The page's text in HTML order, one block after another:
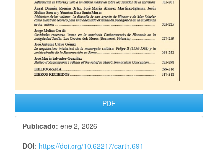
PDF
Publicado: ene 2, 2026
DOI: https://doi.org/10.62217/carth.691